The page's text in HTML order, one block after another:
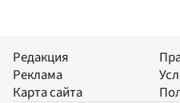
Редакция
Реклама
Карта сайта